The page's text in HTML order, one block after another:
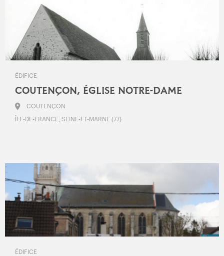
ÉDIFICE
COUTENÇON, ÉGLISE NOTRE-DAME
COUTENÇON
ÎLE-DE-FRANCE, SEINE-ET-MARNE (77)
ÉDIFICE